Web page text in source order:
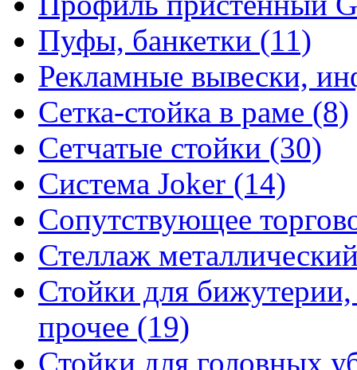
Пуфы, банкетки (11)
Рекламные вывески,
Сетка-стойка в раме (8)
Сетчатые стойки (30)
Система Joker (14)
Сопутствующее
Стеллаж
Стойки для
прочее (19)
Стойки для головных